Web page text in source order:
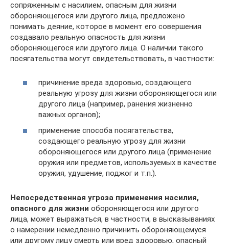
сопряженным с насилием, опасным для жизни
обороняющегося или другого лица, предложено
понимать деяние, которое в момент его совершения
создавало реальную опасность для жизни
обороняющегося или другого лица. О наличии такого
посягательства могут свидетельствовать, в частности:
причинение вреда здоровью, создающего
реальную угрозу для жизни обороняющегося или
другого лица (например, ранения жизненно
важных органов);
применение способа посягательства,
создающего реальную угрозу для жизни
обороняющегося или другого лица (применение
оружия или предметов, используемых в качестве
оружия, удушение, поджог и т.п.).
Непосредственная угроза применения насилия,
опасного для жизни обороняющегося или другого
лица, может выражаться, в частности, в высказываниях
о намерении немедленно причинить обороняющемуся
или другому лицу смерть или вред здоровью, опасный